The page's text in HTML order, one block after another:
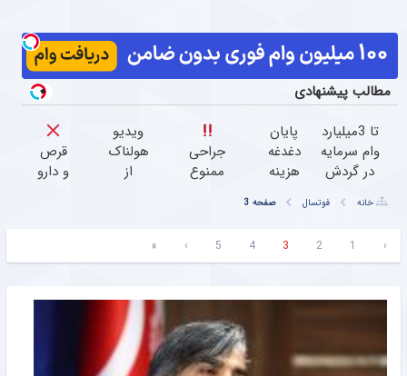
مطالب پیشنهادی
تا 3میلیارد
وام سرمایه
در گردش
=>
رو ثبت
پایان
دغدغه
هزینه
دندان
با پک
جراحی
ممنوع
نقاهت
ویدیو
هولناک
از
آموزش
رایگان
قرص‌
و دارو
خانه فوتسال صفحه 3
‹
1
2
3
4
5
›
»